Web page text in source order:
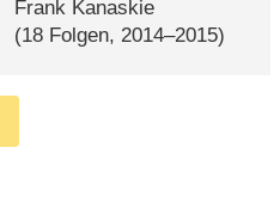
Frank Kanaskie
(18 Folgen, 2014⁠–⁠2015)